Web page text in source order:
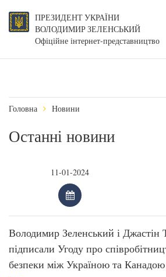
ПРЕЗИДЕНТ УКРАЇНИ
ВОЛОДИМИР ЗЕЛЕНСЬКИЙ
Офіційне інтернет-представництво
Головна Новини
Останні новини
Володимир Зеленський і Джастін
підписали Угоду про
безпеки між Україною та Канадою